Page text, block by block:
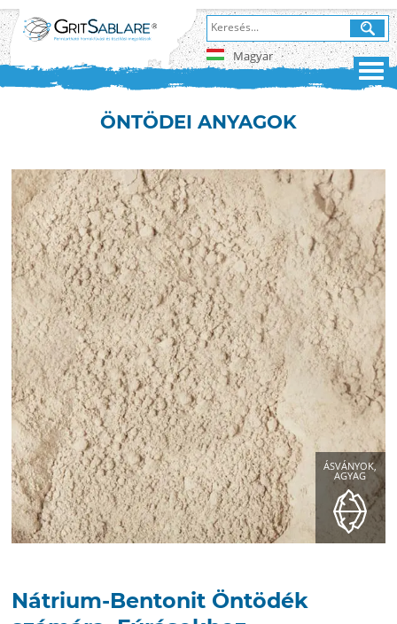
Magyar
ÖNTÖDEI ANYAGOK
ÁSVÁNYOK,
AGYAG
Nátrium-Bentonit Öntödék